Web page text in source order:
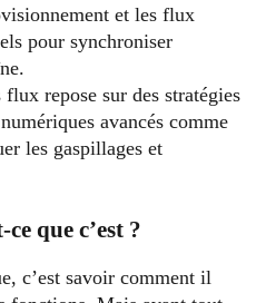
et les flux
pour synchroniser
repose sur des stratégies
avancés comme
les gaspillages et
que c’est ?
c’est savoir comment il